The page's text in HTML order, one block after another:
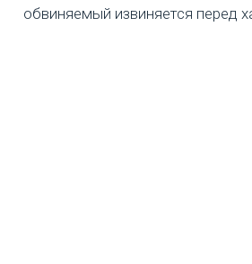
обвиняемый извиняется перед